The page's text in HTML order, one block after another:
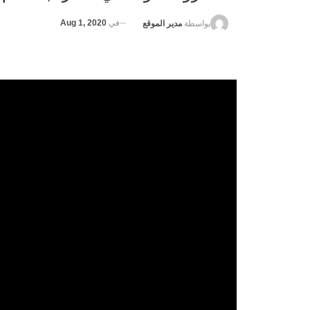
بواسطة مدير الموقع في Aug 1, 2020